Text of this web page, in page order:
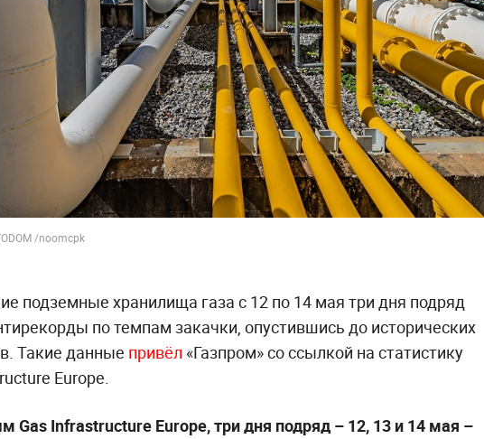
/noomcpk
подземные хранилища газа с 12 по 14 мая три дня подряд
по темпам закачки, опустившись до исторических
Такие данные привёл «Газпром» со ссылкой на статистику
Europe.
Gas Infrastructure Europe, три дня подряд – 12, 13 и 14 мая –